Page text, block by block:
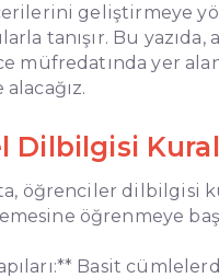
geliştirmeye
tanışır. Bu yazıda,
müfredatında yer
Dilbilgisi
öğrenciler dilbilgisi
öğrenmeye
Basit